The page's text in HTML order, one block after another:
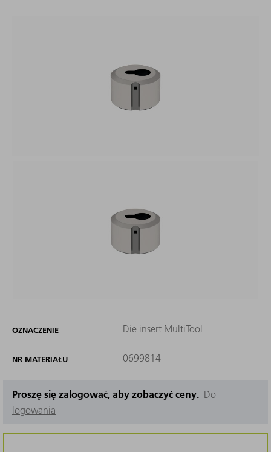
OZNACZENIE Die insert MultiTool
NR MATERIAŁU 0699814
Proszę się zalogować, aby zobaczyć ceny. Do
logowania